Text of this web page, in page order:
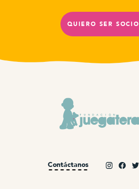
QUIERO SER SOCIO
Contáctanos